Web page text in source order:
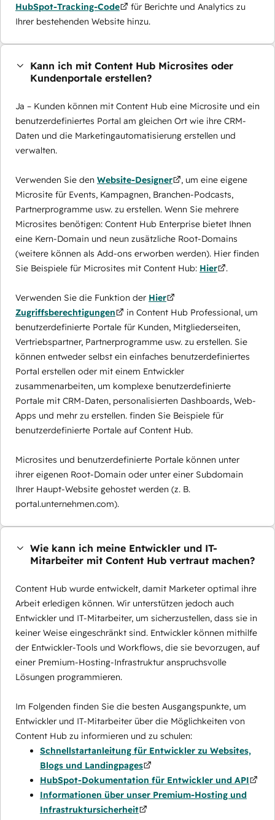
HubSpot-Tracking-Code
für Berichte und Analytics zu
Ihrer bestehenden Website hinzu.
Kann ich mit Content Hub Microsites oder
Kundenportale erstellen?
Ja – Kunden können mit Content Hub eine Microsite und ein
benutzerdefiniertes Portal am gleichen Ort wie ihre CRM-
Daten und die Marketingautomatisierung erstellen und
verwalten.
Verwenden Sie den Website-Designer
, um eine eigene
Microsite für Events, Kampagnen, Branchen-Podcasts,
Partnerprogramme usw. zu erstellen. Wenn Sie mehrere
Microsites benötigen: Content Hub Enterprise bietet Ihnen
eine Kern-Domain und neun zusätzliche Root-Domains
(weitere können als Add-ons erworben werden). Hier finden
Sie Beispiele für Microsites mit Content Hub: Hier .
Verwenden Sie die Funktion der Hier
Zugriffsberechtigungen
in Content Hub Professional, um
benutzerdefinierte Portale für Kunden, Mitgliederseiten,
Vertriebspartner, Partnerprogramme usw. zu erstellen. Sie
können entweder selbst ein einfaches benutzerdefiniertes
Portal erstellen oder mit einem Entwickler
zusammenarbeiten, um komplexe benutzerdefinierte
Portale mit CRM-Daten, personalisierten Dashboards, Web-
Apps und mehr zu erstellen. finden Sie Beispiele für
benutzerdefinierte Portale auf Content Hub.
Microsites und benutzerdefinierte Portale können unter
ihrer eigenen Root-Domain oder unter einer Subdomain
Ihrer Haupt-Website gehostet werden (z. B.
portal.unternehmen.com).
Wie kann ich meine Entwickler und IT-
Mitarbeiter mit Content Hub vertraut machen?
Content Hub wurde entwickelt, damit Marketer optimal ihre
Arbeit erledigen können. Wir unterstützen jedoch auch
Entwickler und IT-Mitarbeiter, um sicherzustellen, dass sie in
keiner Weise eingeschränkt sind. Entwickler können mithilfe
der Entwickler-Tools und Workflows, die sie bevorzugen, auf
einer Premium-Hosting-Infrastruktur anspruchsvolle
Lösungen programmieren.
Im Folgenden finden Sie die besten Ausgangspunkte, um
Entwickler und IT-Mitarbeiter über die Möglichkeiten von
Content Hub zu informieren und zu schulen:
Schnellstartanleitung für Entwickler zu Websites,
Blogs und Landingpages
HubSpot-Dokumentation für Entwickler und API
Informationen über unser Premium-Hosting und
Infrastruktursicherheit